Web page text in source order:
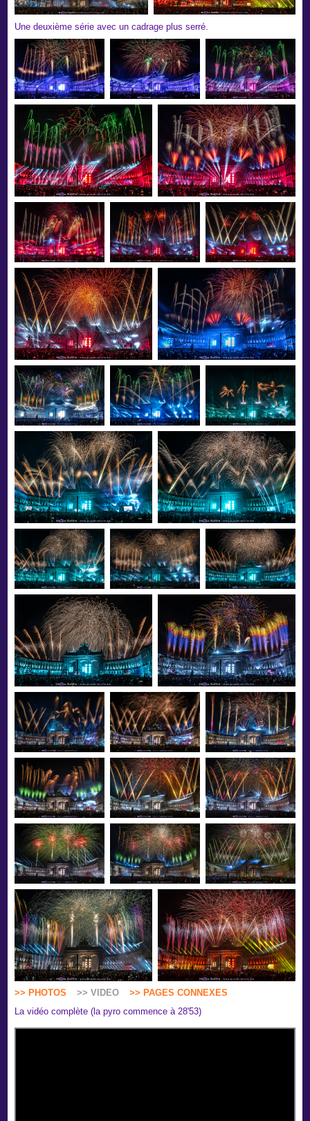
Une deuxième série avec un cadrage plus serré.
>> PHOTOS >> VIDEO
>> PAGES CONNEXES
La vidéo complète (la pyro commence à 28'53)